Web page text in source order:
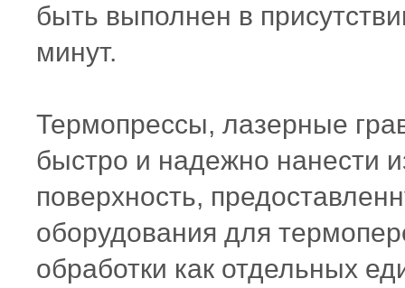
быть выполнен в
минут.
Термопрессы, лазерные
быстро и надежно нанести
поверхность,
оборудования для
обработки как отдельных